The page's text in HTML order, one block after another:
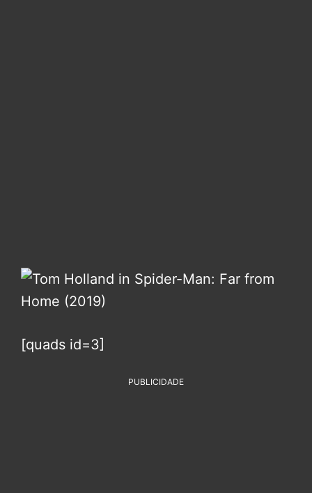
[quads id=3]
PUBLICIDADE